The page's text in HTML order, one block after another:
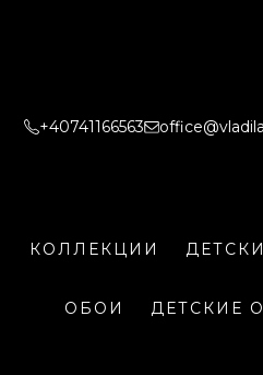
+40741166563
КОЛЛЕКЦИИ
ОБОИ ДЕТСКИЕ